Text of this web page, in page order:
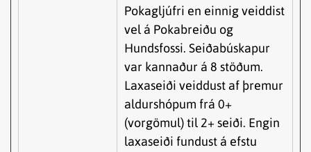
Pokagljúfri en einnig veiddist
vel á Pokabreiðu og
Hundsfossi. Seiðabúskapur
var kannaður á 8 stöðum.
Laxaseiði veiddust af þremur
aldurshópum frá 0+
(vorgömul) til 2+ seiði. Engin
laxaseiði fundust á efstu